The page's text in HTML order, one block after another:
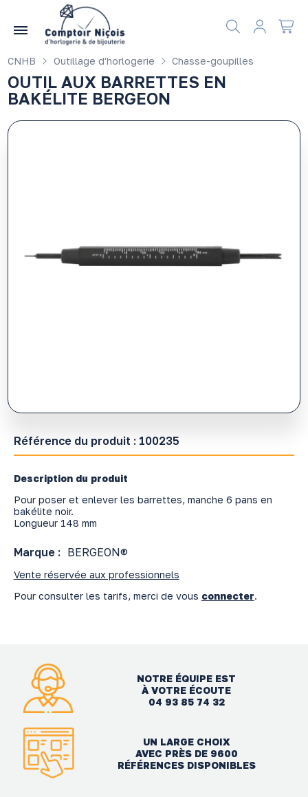
CNHB Outillage d'horlogerie Chasse-goupilles
OUTIL AUX BARRETTES EN
BAKÉLITE BERGEON
Référence du produit : 100235
Description du produit
Pour poser et enlever les barrettes, manche 6 pans en
bakélite noir.
Longueur 148 mm
Marque : BERGEON®
Vente réservée aux professionnels
Pour consulter les tarifs, merci de vous connecter.
NOTRE ÉQUIPE EST
À VOTRE ÉCOUTE
04 93 85 74 32
UN LARGE CHOIX
AVEC PRÈS DE 9600
RÉFÉRENCES DISPONIBLES
Gérer les préférences en matière de cookies